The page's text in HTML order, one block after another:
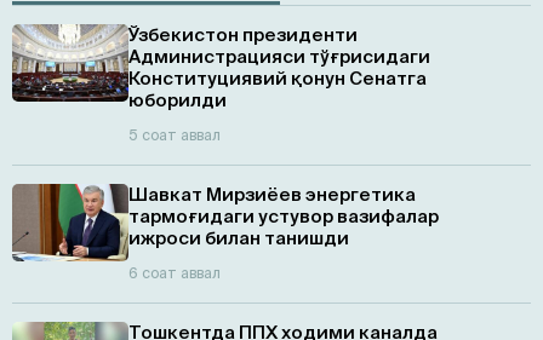
Ўзбекистон президенти
Администрацияси тўғрисидаги
Конституциявий қонун Сенатга
юборилди
5 соат аввал
Шавкат Мирзиёев энергетика
тармоғидаги устувор вазифалар
ижроси билан танишди
6 соат аввал
Тошкентда ППХ ходими каналда